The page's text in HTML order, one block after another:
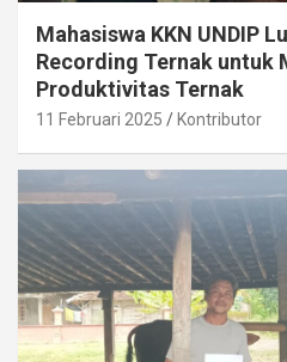
Mahasiswa KKN UNDIP
Recording Ternak untuk
Produktivitas Ternak
11 Februari 2025 Kontributor